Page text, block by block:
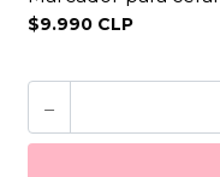
$9.990 CLP
-